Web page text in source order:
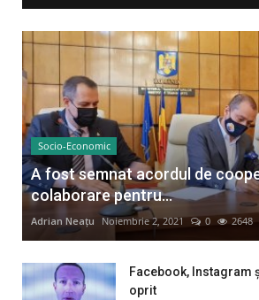
Socio-Economic
A fost semnat acordul de
colaborare pentru...
Adrian Neațu Noiembrie 2, 2021 0 2648
Facebook, Instagram
oprit